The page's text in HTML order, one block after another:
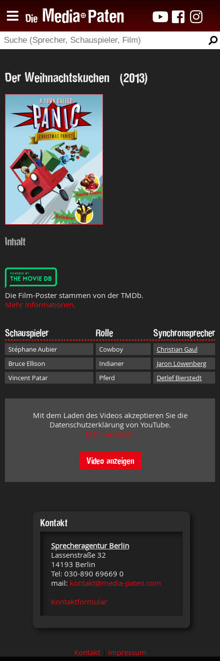
Der Weihnachtskuchen (2013)
Inhalt
Die Film-Poster stammen von der TMDb.
Mehr Informationen.
Schauspieler Rolle Synchronsprecher
Stéphane Aubier Cowboy
Christian Gaul
Bruce Ellison
Indianer
Jaron Löwenberg
Vincent Patar
Pferd Detlef Bierstedt
Mit dem Laden des Videos akzeptieren Sie die
Datenschutzerklärung von YouTube.
Mehr erfahren
Video anzeigen
Kontakt
Sprecheragentur Berlin
Lassenstraße 32
14193 Berlin
Tel: 030-890 69669 0
mail: kontakt@media-paten.com
Kontaktformular
Kontakt| Impressum